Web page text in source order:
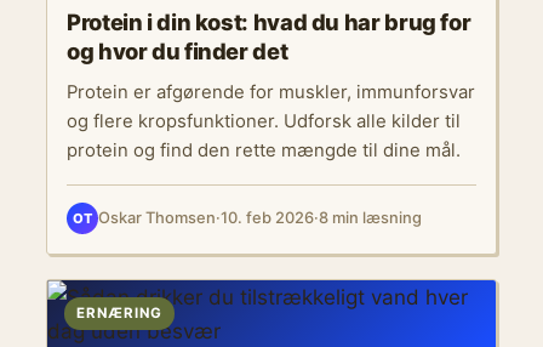
Protein i din kost: hvad du har brug for
og hvor du finder det
Protein er afgørende for muskler, immunforsvar
og flere kropsfunktioner. Udforsk alle kilder til
protein og find den rette mængde til dine mål.
OT Oskar Thomsen·10. feb 2026·8 min læsning
ERNÆRING